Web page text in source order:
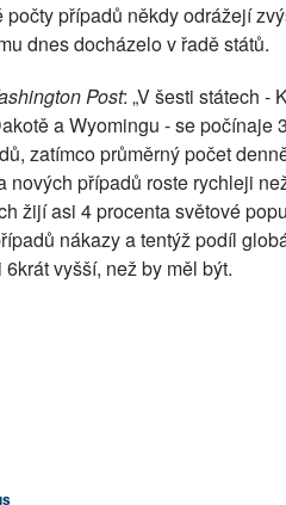
případů někdy odrážejí
dnes docházelo v řadě států.
Post: „V šesti státech -
a Wyomingu - se počínaje
zatímco průměrný počet
případů roste rychleji
žijí asi 4 procenta světové
nákazy a tentýž podíl
vyšší, než by měl být.